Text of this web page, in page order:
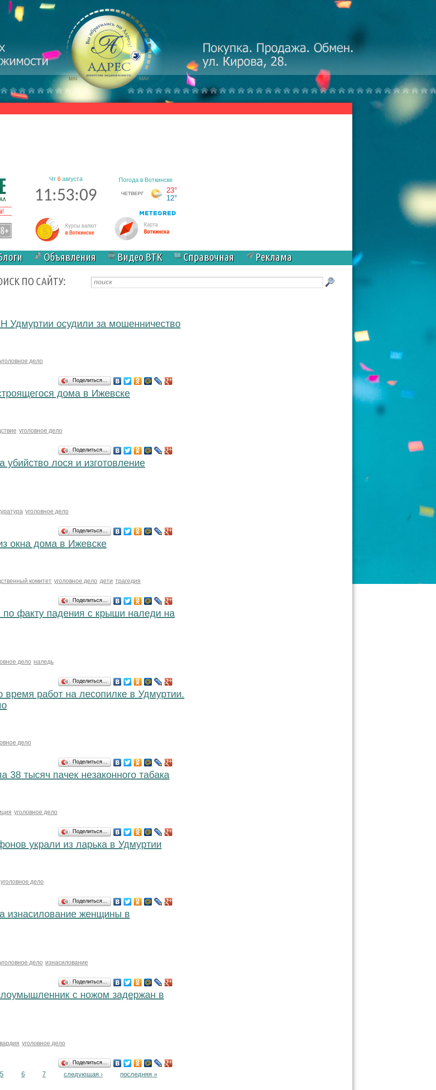
Чт 6 августа
11:53:09
Объявления Видео ВТК Справочная
Реклама
ПО САЙТУ:
осудили за мошенничество
уголовное дело
Поделиться…
дома в Ижевске
уголовное дело
Поделиться…
убийство лося и изготовление
уголовное дело
Поделиться…
окна дома в Ижевске
комитет уголовное дело дети трагедия
Поделиться…
по факту падения с крыши наледи на
дело наледь
Поделиться…
работ на лесопилке в Удмуртии.
дело
Поделиться…
38 тысяч пачек незаконного табака
уголовное дело
Поделиться…
украли из ларька в Удмуртии
уголовное дело
Поделиться…
изнасилование женщины в
уголовное дело изнасилование
Поделиться…
с ножом задержан в
уголовное дело
Поделиться…
5 6 7 следующая › последняя »